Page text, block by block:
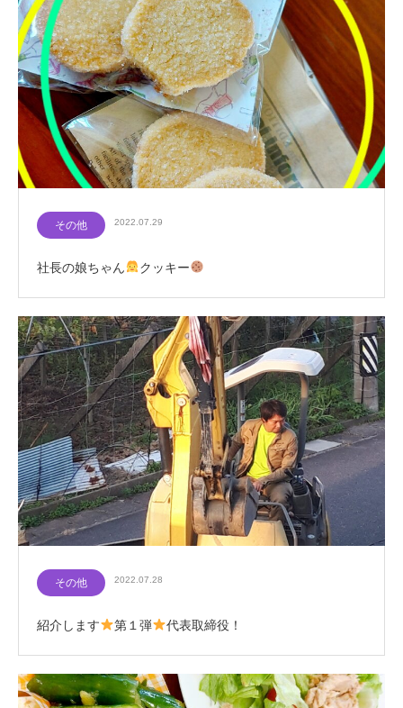
その他 2022.07.29
社長の娘ちゃん クッキー
その他 2022.07.28
紹介します 第１弾 代表取締役！